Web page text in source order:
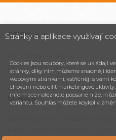
CESK,s.r.o.
Brno - Maloměřice
Česká republika
O NÁS
Stránky a aplikace využívají
Cookies jsou soubory, které se ukládají
stránky, díky nim můžeme snadněji
webovými stránkami, vstřícněji s vámi
chování nebo cílit marketingové
informace naleznete popsané níže,
variantu. Souhlas můžete kdykoliv